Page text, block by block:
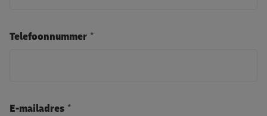
Telefoonnummer
E-mailadres